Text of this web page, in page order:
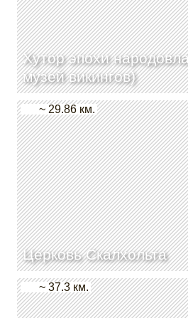
Хутор эпохи
музей викингов)
Церковь Скалхольта
~ 29.86 км.
~ 37.3 км.